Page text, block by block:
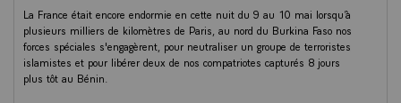
La France était encore endormie en cette nuit du 9 au 10 mai lorsqu’à
plusieurs milliers de kilomètres de Paris, au nord du Burkina Faso nos
forces spéciales s'engagèrent, pour neutraliser un groupe de terroristes
islamistes et pour libérer deux de nos compatriotes capturés 8 jours
plus tôt au Bénin.